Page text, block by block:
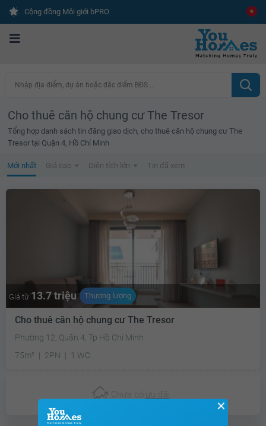
Cộng đồng Môi giới bPRO
Nhập địa điểm, dự án hoặc đặc điểm BĐS ...
Cho thuê căn hộ chung cư The Tresor
Tổng hợp danh sách tin đăng giao dịch, cho thuê căn hộ chung cư The
Tresor tại Quận 4, Hồ Chí Minh
Mới nhất Giá cao Diện tích lớn Tin đã xem
Giá từ 13.7 triệu Thương lượng
Cho thuê căn hộ chung cư The Tresor
Phường 12, Quận 4, Tp Hồ Chí Minh
75m²
2PN 1 WC
Chưa có ưu đãi
✕